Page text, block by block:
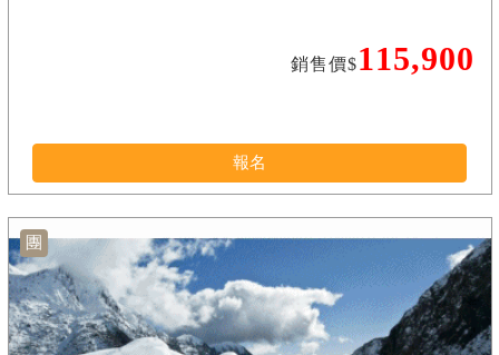
銷售價$115,900
報名
團